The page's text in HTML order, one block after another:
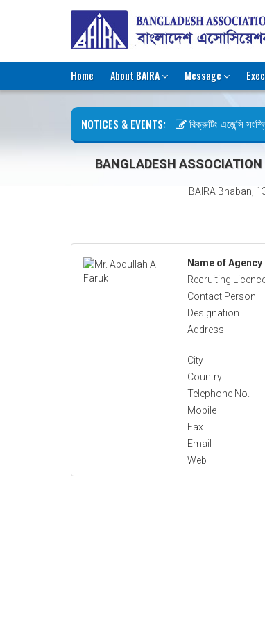
Home About BAIRA Message
NOTICES & EVENTS: রিক্রুটিং এজেন্সি
BANGLADESH
BAIRA Bhaban,
Name of Agency
Recruiting
Contact Person
Designation
Address
City
Country
Telephone No.
Mobile
Fax
Email
Web